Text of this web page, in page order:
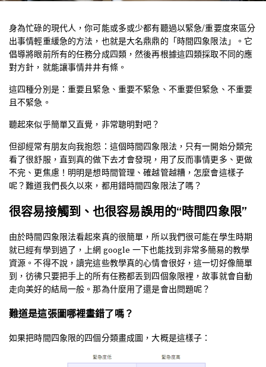
身為忙碌的現代人，你可能或多或少都有聽過以緊急/重要度來區分
出事情輕重緩急的方法，也就是大名鼎鼎的「時間四象限法」。它
倡導將眼前所有的任務分成四類，然後再根據這四類採取不同的應
對方針，就能讓事情井井有條。
這四種分別是：重要且緊急、重要不緊急、不重要但緊急、不重要
且不緊急。
聽起來似乎簡單又直覺，非常聰明對吧？
但卻經常有朋友向我抱怨：這個時間四象限法，只有一開始分類完
看了很舒服，直到真的做下去才會發現，用了反而事情更多、更做
不完、更焦慮！明明是想時間管理、確越管越糟，怎麼會這樣子
呢？難道我們長久以來，都用錯時間四象限法了嗎？
很容易接觸到、也很容易誤用的“時間四象限”
由於時間四象限法看起來真的很簡單，所以我們很可能在學生時期
就已經有學到過了，上網 google 一下也能找到非常多簡易的教學
資源。不得不說，讀完這些教學真的心情會很好，這一切好像簡單
到，彷彿只要把手上的所有任務都丟到四個象限裡，故事就會自動
走向美好的結局一般。那為什麼用了還是會出問題呢？
難道是這張圖哪裡畫錯了嗎？
如果把時間四象限的四個分類畫成圖，大概是這樣子：